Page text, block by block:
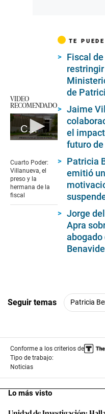
VIDEO
RECOMENDADO
Cuarto Poder: Villanueva, el preso y la hermana de la fiscal
of
6
minutes,
3
seconds
Cuarto Poder:
Villanueva, el
preso y la
hermana de la
fiscal
TE
Fiscal
de
Jaime
el
futuro
Patricia
emitió
Jorge
Apra
abogado
Seguir temas Patricia
Conforme a los criterios de
Tipo de trabajo:
Noticias
Lo más visto